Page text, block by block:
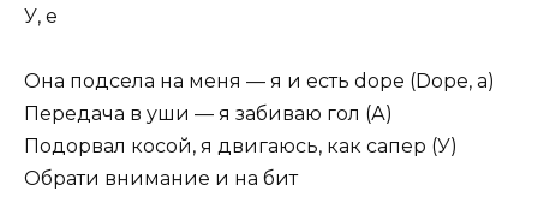
У, е
Она подсела на меня — я и есть dope (Dope, а)
Передача в уши — я забиваю гол (А)
Подорвал косой, я двигаюсь, как сапер (У)
Обрати внимание и на бит